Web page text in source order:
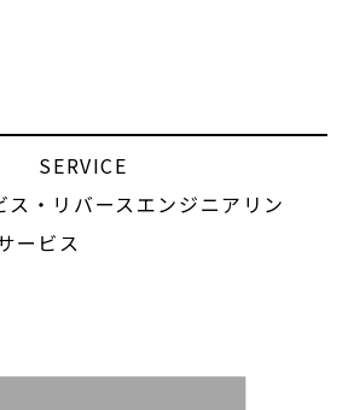
SERVICE
ス・リバースエンジニアリン
ービス